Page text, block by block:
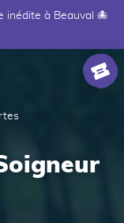
inédite à Beauval 🐙